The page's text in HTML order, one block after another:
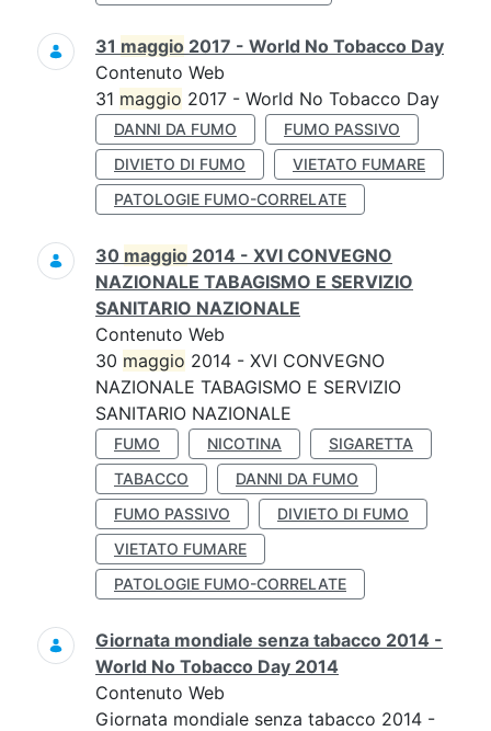
31 maggio 2017 - World No Tobacco Day
Contenuto Web
31 maggio 2017 - World No Tobacco Day
DANNI DA FUMO
FUMO PASSIVO
DIVIETO DI FUMO
VIETATO FUMARE
PATOLOGIE FUMO-CORRELATE
30 maggio 2014 - XVI CONVEGNO
NAZIONALE TABAGISMO E SERVIZIO
SANITARIO NAZIONALE
Contenuto Web
30 maggio 2014 - XVI CONVEGNO
NAZIONALE TABAGISMO E SERVIZIO
SANITARIO NAZIONALE
FUMO NICOTINA
SIGARETTA
TABACCO
DANNI DA FUMO
FUMO PASSIVO
DIVIETO DI FUMO
VIETATO FUMARE
PATOLOGIE FUMO-CORRELATE
Giornata mondiale senza tabacco 2014 -
World No Tobacco Day 2014
Contenuto Web
Giornata mondiale senza tabacco 2014 -